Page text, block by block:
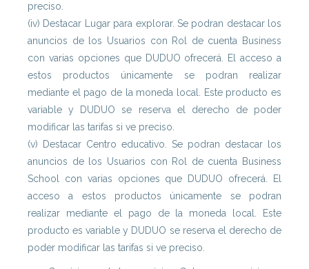
preciso.
(iv) Destacar Lugar para explorar. Se podran destacar los
anuncios de los Usuarios con Rol de cuenta Business
con varias opciones que DUDUO ofrecerá. El acceso a
estos productos únicamente se podran realizar
mediante el pago de la moneda local. Este producto es
variable y DUDUO se reserva el derecho de poder
modificar las tarifas si ve preciso.
(v) Destacar Centro educativo. Se podran destacar los
anuncios de los Usuarios con Rol de cuenta Business
School con varias opciones que DUDUO ofrecerá. El
acceso a estos productos únicamente se podran
realizar mediante el pago de la moneda local. Este
producto es variable y DUDUO se reserva el derecho de
poder modificar las tarifas si ve preciso.